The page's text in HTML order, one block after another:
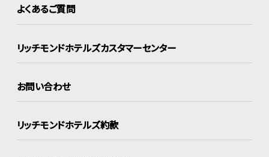
よくあるご質問
リッチモンドホテルズカスタマーセンター
お問い合わせ
リッチモンドホテルズ約款